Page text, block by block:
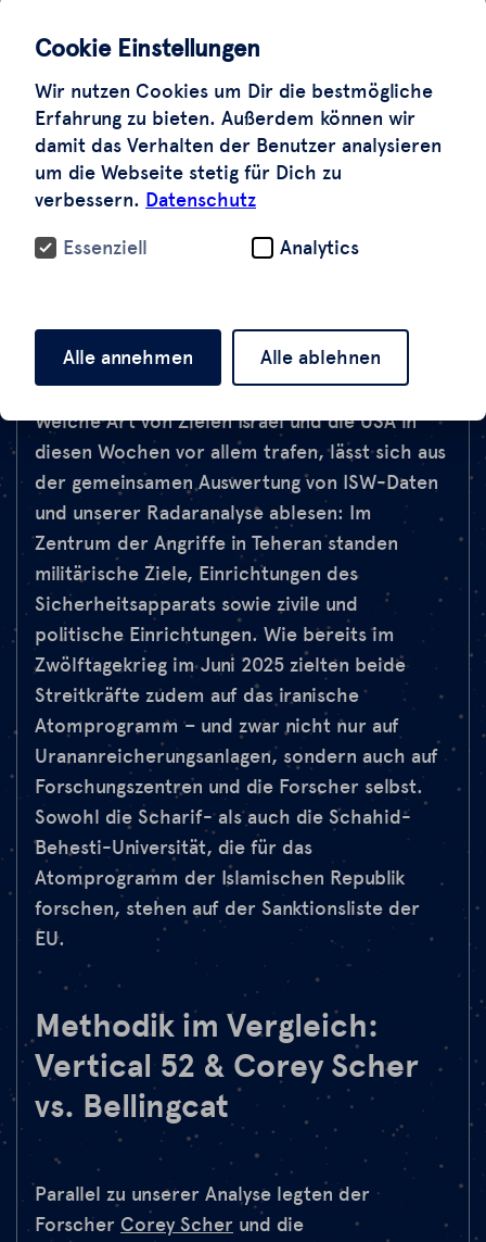
das Referenzdatum rund ein Jahr vor Beginn
der Angriffe; aus 25 kohärenten Bildpaaren
bildeten wir eine Baseline, die die typische
Dynamik des Stadtgebiets beschreibt. Unsere
Zerstörungsanalyse umfasste dann mehrere
Zeitschritte zwischen dem 28. Februar und
Ausmaß, sondern auch die zeitliche Abfolge
hin.
Welche Art von Zielen Israel und die USA in
diesen Wochen vor allem trafen, lässt sich aus
der gemeinsamen Auswertung von ISW-Daten
und unserer Radaranalyse ablesen: Im
Zentrum der Angriffe in Teheran standen
militärische Ziele, Einrichtungen des
Sicherheitsapparats sowie zivile und
politische Einrichtungen. Wie bereits im
Zwölftagekrieg im Juni 2025 zielten beide
Streitkräfte zudem auf das iranische
Atomprogramm – und zwar nicht nur auf
Urananreicherungsanlagen, sondern auch auf
Forschungszentren und die Forscher selbst.
Sowohl die Scharif- als auch die Schahid-
Behesti-Universität, die für das
Atomprogramm der Islamischen Republik
forschen, stehen auf der Sanktionsliste der
EU.
Methodik im Vergleich:
Vertical 52 & CoreyScher
vs. Bellingcat
Parallel zu unserer Analyse legten der
Forscher Corey Scher und die
Cookie Einstellungen
Wir nutzen Cookies um Dir die bestmögliche
Erfahrung zu bieten. Außerdem können wir
damit das Verhalten der Benutzer analysieren
um die Webseite stetig für Dich zu
verbessern. Datenschutz
Essenziell
Analytics
Alle annehmen Alle ablehnen